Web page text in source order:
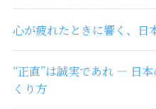
心が疲れたときに響く、日
“正直”は誠実であれ ― 日
くり方